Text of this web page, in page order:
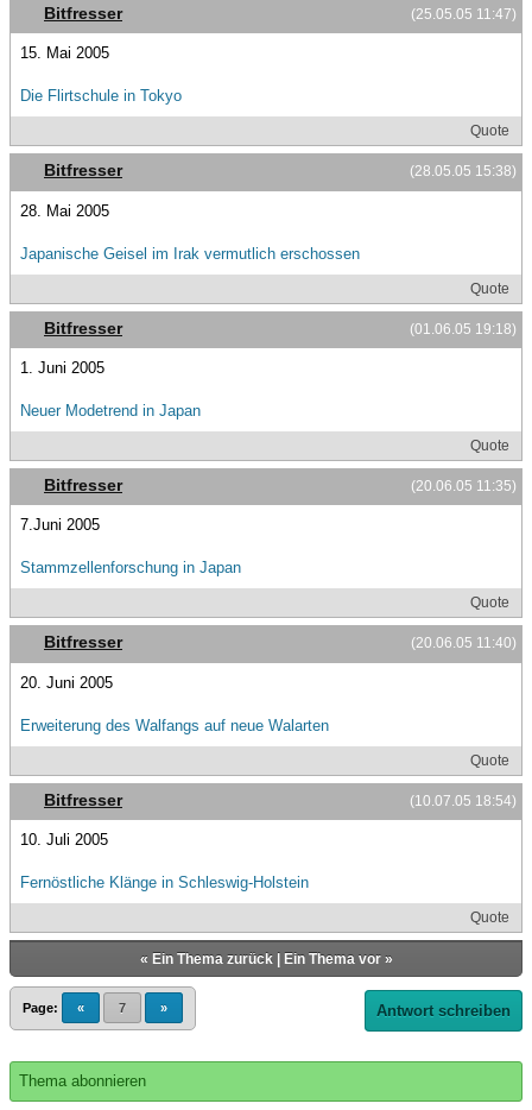
(25.05.05 11:47)
Bitfresser
15. Mai 2005
Die Flirtschule in Tokyo
Quote
(28.05.05 15:38)
Bitfresser
28. Mai 2005
Japanische Geisel im Irak vermutlich erschossen
Quote
(01.06.05 19:18)
Bitfresser
1. Juni 2005
Neuer Modetrend in Japan
Quote
(20.06.05 11:35)
Bitfresser
7.Juni 2005
Stammzellenforschung in Japan
Quote
(20.06.05 11:40)
Bitfresser
20. Juni 2005
Erweiterung des Walfangs auf neue Walarten
Quote
(10.07.05 18:54)
Bitfresser
10. Juli 2005
Fernöstliche Klänge in Schleswig-Holstein
Quote
« Ein Thema zurück| Ein Thema vor»
Page: « 7 » Antwort schreiben
Thema abonnieren